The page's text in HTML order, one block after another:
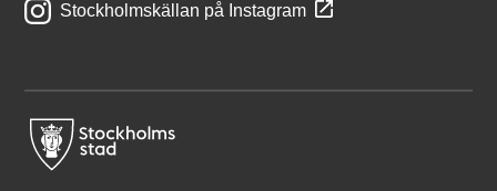
Stockholmskällan på Instagram